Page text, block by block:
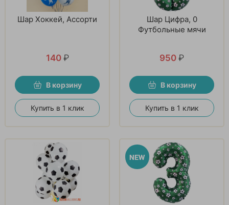
Шар Хоккей, Ассорти
140 ₽
В корзину
Купить в 1 клик
Шар Цифра, 0
Футбольные мячи
950 ₽
В корзину
Купить в 1 клик